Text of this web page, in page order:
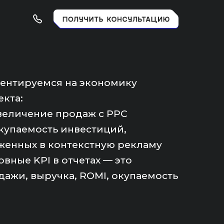
на экономику
продаж с PPC
инвестиций,
в контекстную рекламу
KPI в отчетах — это
выручка, ROMI, окупаемость